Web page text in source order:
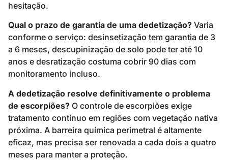
hesitação.
Qual o prazo de garantia de uma dedetização? Varia
conforme o serviço: desinsetização tem garantia de 3
a 6 meses, descupinização de solo pode ter até 10
anos e desratização costuma cobrir 90 dias com
monitoramento incluso.
A dedetização resolve definitivamente o problema
de escorpiões? O controle de escorpiões exige
tratamento contínuo em regiões com vegetação nativa
próxima. A barreira química perimetral é altamente
eficaz, mas precisa ser renovada a cada dois a quatro
meses para manter a proteção.